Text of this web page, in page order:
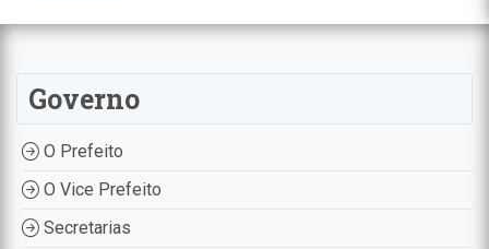
Governo
O Prefeito
O Vice Prefeito
Secretarias